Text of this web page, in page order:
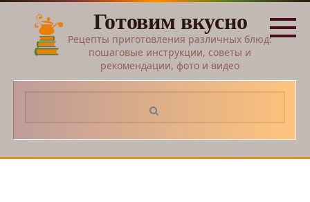
Перейти
контенту
Готовим вкусно
Рецепты приготовления различных блюд:
пошаговые инструкции, советы и
рекомендации, фото и видео